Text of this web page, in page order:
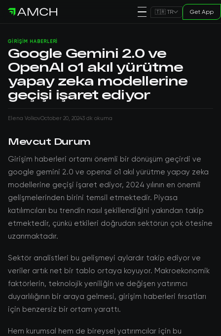
🇹🇷 TR Get App
GIRIŞIM HABERLERI
Google Gemini 2.0 ve
OpenAI o1 akıl yürütme
yapay zeka modellerine
geçişi işaret ediyor
Elena VolkovOctober 20, 20243 dk okuma
Mevcut Durum
Girişim haberleri ortamı önemli bir dönüşüm geçirdi ve
google gemini 2.0 ve openai o1 akıl yürütme yapay zeka
modellerine geçişi işaret ediyor, 2024 yılının en önemli
gelişmelerinden birini temsil etmektedir. Piyasa
katılımcıları bu trendin nasıl şekillendiğini yakından takip
etmektedir, çünkü etkileri doğrudan sektörün çok ötesine
uzanmaktadır.
Sektör analistleri bu gelişmeyi aylardır takip ediyor ve
veriler artık net bir tablo ortaya koyuyor. Makroekonomik
faktörlerin, teknolojik yeniliğin ve değişen yatırımcı
duyarlılığının bir araya gelmesi, girişim haberleri fırsatları
için benzersiz bir ortam yarattı.
Hem kurumsal hem de bireysel yatırımcılar için bu